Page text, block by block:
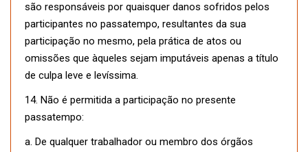
são responsáveis por quaisquer danos sofridos pelos
participantes no passatempo, resultantes da sua
participação no mesmo, pela prática de atos ou
omissões que àqueles sejam imputáveis apenas a título
de culpa leve e levíssima.
14. Não é permitida a participação no presente
passatempo:
a. De qualquer trabalhador ou membro dos órgãos